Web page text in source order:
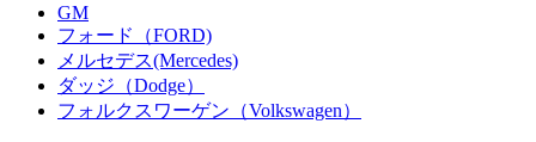
GM
フォード（FORD)
メルセデス(Mercedes)
ダッジ（Dodge）
フォルクスワーゲン（Volkswagen）